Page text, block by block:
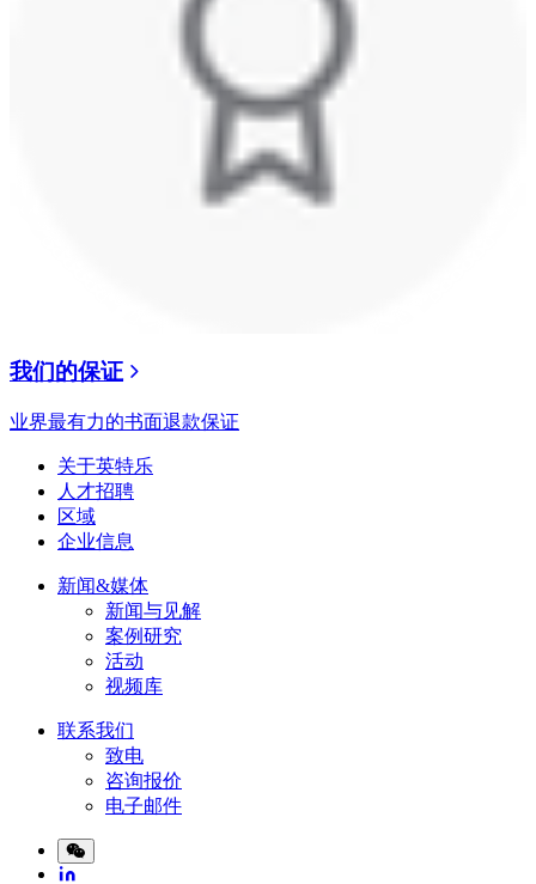
我们的保证
业界最有力的书面退款保证
关于英特乐
人才招聘
区域
企业信息
新闻&媒体
新闻与见解
案例研究
活动
视频库
联系我们
致电
咨询报价
电子邮件